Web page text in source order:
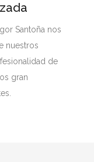
Santoña nos
nuestros
de
gran